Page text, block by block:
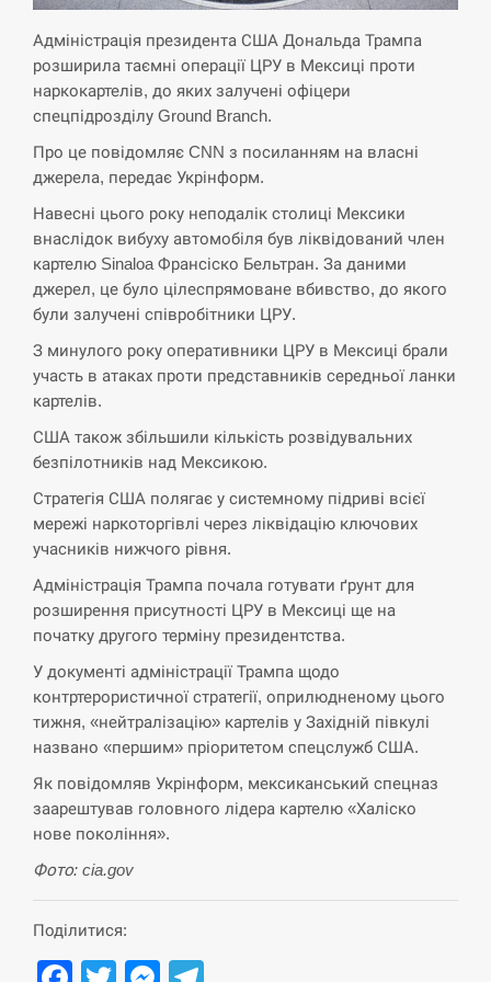
СЕРПЕНЬ
Экс-послу в США Стефанишиной вручили новое
подозрение и избирают меру…
СЕРПЕНЬ
У Росії розгортається ракетний підрозділ КНДР –
Reuters
СЕРПЕНЬ
14:23
Поставки ракет для ПВО сократились втрое,
хотя у партнеров они…
СЕРПЕНЬ
У Румунії затоплять чотири баржі для
СЕРПЕНЬ
В Москве пожаловались на “кратный рост” атак
дронов Украины
СЕРПЕНЬ
13:40
Біля українського літака в аеропорту Лейпцига
виявили дрон, ймовірно, з…
СЕРПЕНЬ
“Они должны быть уничтожены”: в МИДе
13:10
Тайвань проводить найбільші військові
Адміністрація президента США Дональда Трампа
розширила таємні операції ЦРУ в Мексиці проти
наркокартелів, до яких залучені офіцери
спецпідрозділу Ground Branch.
Про це повідомляє CNN з посиланням на власні
джерела, передає Укрінформ.
Навесні цього року неподалік столиці Мексики
внаслідок вибуху автомобіля був ліквідований член
картелю Sinaloa Франсіско Бельтран. За даними
джерел, це було цілеспрямоване вбивство, до якого
були залучені співробітники ЦРУ.
З минулого року оперативники ЦРУ в Мексиці брали
участь в атаках проти представників середньої ланки
картелів.
США також збільшили кількість розвідувальних
безпілотників над Мексикою.
Стратегія США полягає у системному підриві всієї
мережі наркоторгівлі через ліквідацію ключових
учасників нижчого рівня.
Адміністрація Трампа почала готувати ґрунт для
розширення присутності ЦРУ в Мексиці ще на
початку другого терміну президентства.
У документі адміністрації Трампа щодо
контртерористичної стратегії, оприлюдненому цього
тижня, «нейтралізацію» картелів у Західній півкулі
названо «першим» пріоритетом спецслужб США.
Як повідомляв Укрінформ, мексиканський спецназ
заарештував головного лідера картелю «Халіско
нове покоління».
Фото: cia.gov
Поділитися: